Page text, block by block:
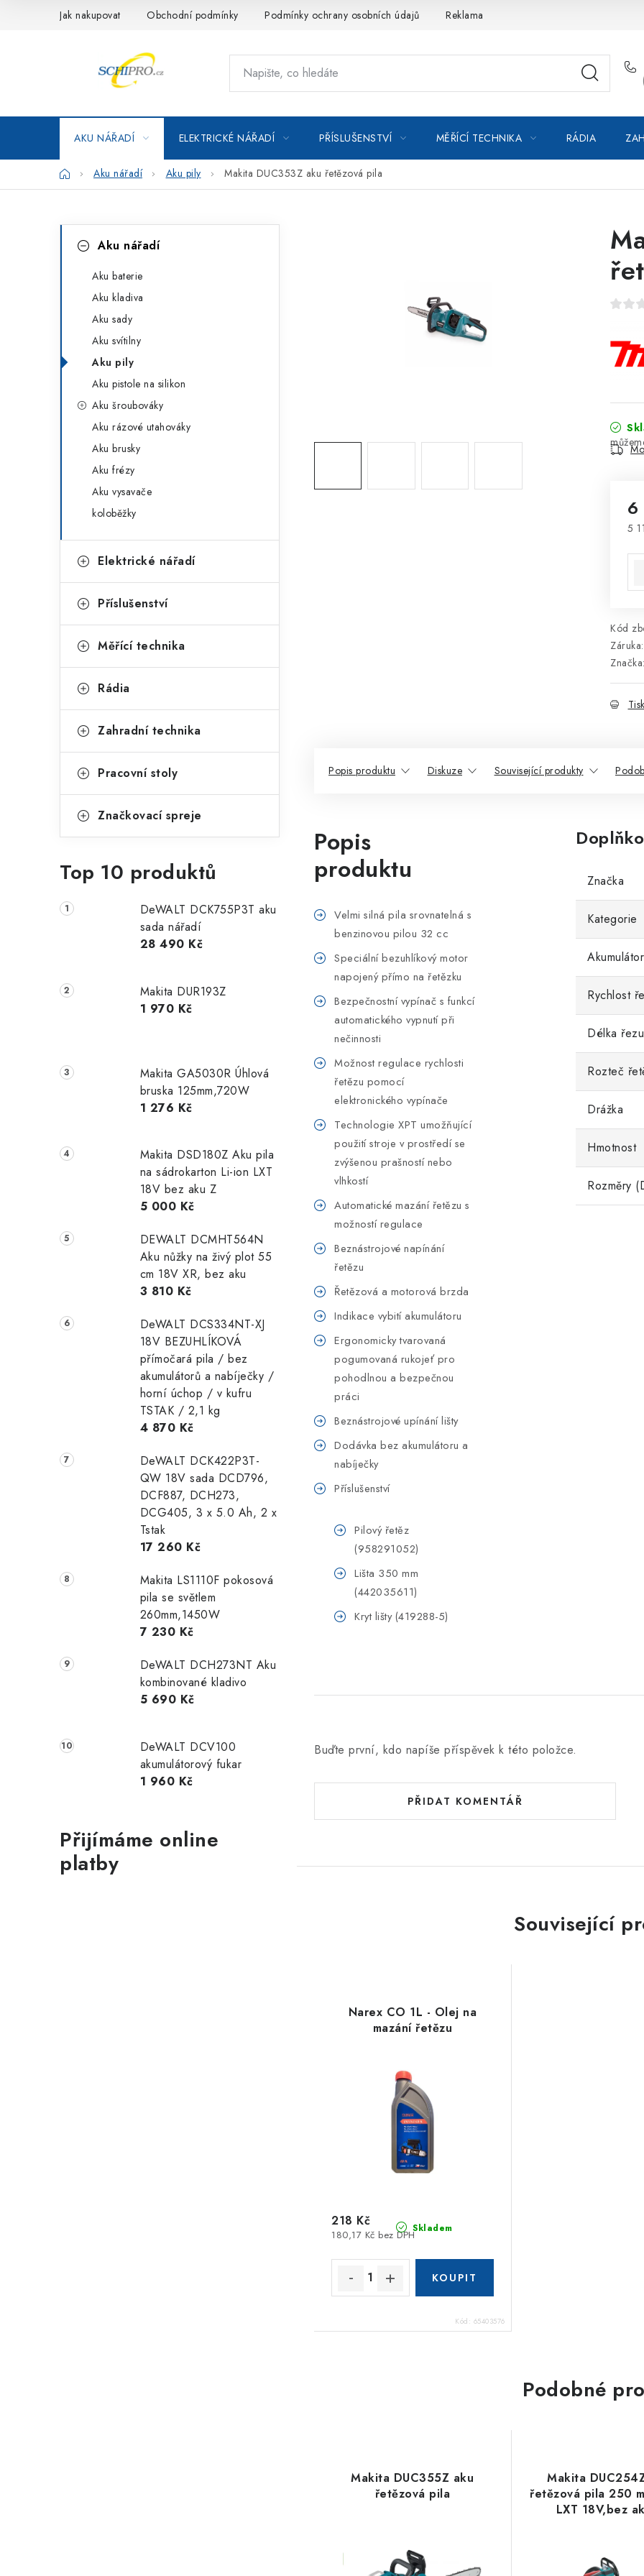
Jak nakupovat Obchodní podmínky Podmínky ochrany osobních údajů Reklamace Moje
AKU NÁŘADÍ ELEKTRICKÉ NÁŘADÍ PŘÍSLUŠENSTVÍ MĚŘÍCÍ TECHNIKA RÁDIA
DomůAku nářadí Aku pily Makita DUC353Z aku řetězová pila
a
n
l
kategorie
o
Aku nářadí
Aku baterie
Aku kladiva
Aku sady
Aku svítilny
Aku pily
Aku pistole na silikon
Aku šroubováky
Aku rázové utahováky
Aku brusky
Aku frézy
Aku vysavače
koloběžky
Elektrické nářadí
Příslušenství
Měřící technika
Rádia
Zahradní technika
Pracovní stoly
Značkovací spreje
Top 10 produktů
DeWALT DCK755P3T aku
sada nářadí
28 490 Kč
Makita DUR193Z
1 970 Kč
Makita GA5030R Úhlová
bruska 125mm,720W
1 276 Kč
Makita DSD180Z Aku pila
na sádrokarton Li-ion LXT
18V bez aku Z
5 000 Kč
DEWALT DCMHT564N
Aku nůžky na živý plot 55
cm 18V XR, bez aku
3 810 Kč
DeWALT DCS334NT-XJ
18V BEZUHLÍKOVÁ
přímočará pila / bez
akumulátorů a nabíječky /
horní úchop / v kufru
TSTAK / 2,1 kg
4 870 Kč
DeWALT DCK422P3T-
QW 18V sada DCD796,
DCF887, DCH273,
DCG405, 3 x 5.0 Ah, 2 x
Tstak
17 260 Kč
Makita LS1110F pokosová
pila se světlem
260mm,1450W
7 230 Kč
DeWALT DCH273NT Aku
kombinované kladivo
5 690 Kč
DeWALT DCV100
akumulátorový fukar
1 960 Kč
Přijímáme online
platby
6
5
Kód
Záruka:
Značka:
Tisk
Popis produktu Diskuze Související produkty
Popis
produktu
Velmi silná pila srovnatelná s
benzinovou pilou 32 cc
Speciální bezuhlíkový motor
napojený přímo na řetězku
Bezpečnostní vypínač s funkcí
automatického vypnutí při
nečinnosti
Možnost regulace rychlosti
řetězu pomocí
elektronického vypínače
Technologie XPT umožňující
použití stroje v prostředí se
zvýšenou prašností nebo
vlhkostí
Automatické mazání řetězu s
možností regulace
Beznástrojové napínání
řetězu
Řetězová a motorová brzda
Indikace vybití akumulátoru
Ergonomicky tvarovaná
pogumovaná rukojeť pro
pohodlnou a bezpečnou
práci
Beznástrojové upínání lišty
Dodávka bez akumulátoru a
nabíječky
Příslušenství
Pilový řetěz
(958291052)
Lišta 350 mm
(442035611)
Kryt lišty (419288-5)
Značka
Kategorie
Akumulátor
Rychlost
Délka řezu
Rozteč
Drážka
Hmotnost
Rozměry
Buďte první, kdo napíše příspěvek k této položce.
PŘIDAT KOMENTÁŘ
Související
Narex CO 1L - Olej na
mazání řetězu
Skladem
180,17 Kč bez DPH
218 Kč
Kód: 65403576
Podobné
Makita DUC355Z aku
řetězová pila
Makita
řetězová pila 250
LXT 18V,bez